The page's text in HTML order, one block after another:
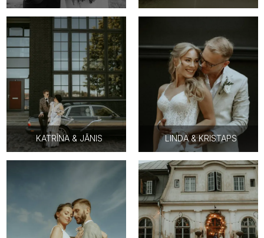
KATRĪNA & JĀNIS LINDA & KRISTAPS